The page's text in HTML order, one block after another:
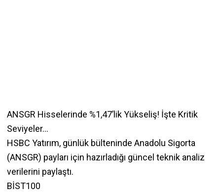
​​ANSGR Hisselerinde %1,47’lik Yükseliş! İşte Kritik
Seviyeler...
HSBC Yatırım, günlük bülteninde Anadolu Sigorta
(ANSGR) payları için hazırladığı güncel teknik analiz
verilerini paylaştı.
BİST100